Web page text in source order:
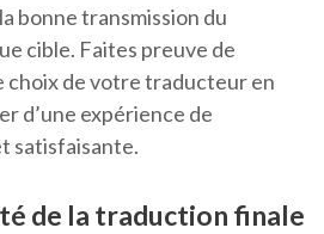
bonne transmission du
cible. Faites preuve de
choix de votre traducteur en
d’une expérience de
satisfaisante.
de la traduction finale